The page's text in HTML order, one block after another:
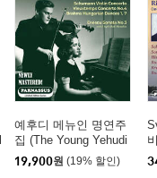
예후디 메뉴인 명연주
집 (The Young Yehudi
Menuhin)
19,900원 (19% 할인)